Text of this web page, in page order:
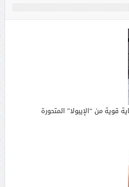
قوية من “الإيبولا” المتحورة